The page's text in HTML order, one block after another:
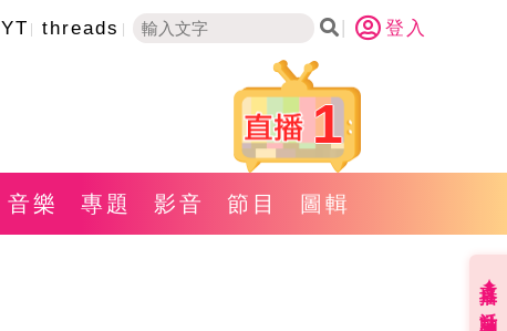
YT threads 登入
1
音樂 專題 影音 節目 圖輯
直播✦活動